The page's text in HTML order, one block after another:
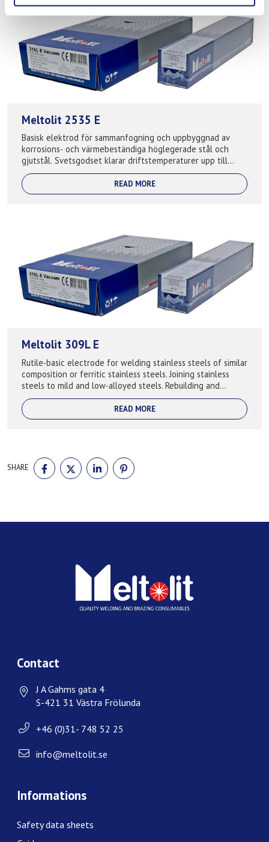
Meltolit 2535 E
Basisk elektrod för sammanfogning och uppbyggnad av
korrosions- och värmebeständiga höglegerade stål och
gjutstål. Svetsgodset klarar driftstemperaturer upp till
1150°C och är resistent m...
READ MORE
Meltolit 309L E
Rutile-basic electrode for welding stainless steels of similar
composition or ferritic stainless steels. Joining stainless
steels to mild and low-alloyed steels. Rebuilding and
buffering before cla...
READ MORE
SHARE
SHARE
ON
FACEBOOK
SHARE
ON
TWITTER
SHARE
ON
LINKEDIN
ON
Contact
J A Gahms gata 4
S-421 31 Västra Frölunda
+46 (0)31- 748 52 25
info@meltolit.se
Informations
Safety data sheets